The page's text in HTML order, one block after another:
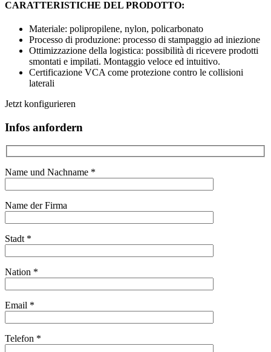
CARATTERISTICHE DEL PRODOTTO:
Materiale: polipropilene, nylon, policarbonato
Processo di produzione: processo di stampaggio ad iniezione
Ottimizzazione della logistica: possibilità di ricevere prodotti
smontati e impilati. Montaggio veloce ed intuitivo.
Certificazione VCA come protezione contro le collisioni
laterali
Jetzt konfigurieren
Infos anfordern
Name und Nachname *
Name der Firma
Stadt *
Nation *
Email *
Telefon *